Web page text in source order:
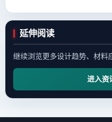
延伸阅读
继续浏览更多设计趋势、材料
进入资